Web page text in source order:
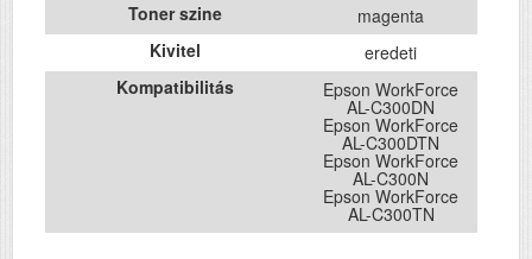
Toner szine
magenta
Kivitel
eredeti
Kompatibilitás
Epson WorkForce
AL-C300DN
Epson WorkForce
AL-C300DTN
Epson WorkForce
AL-C300N
Epson WorkForce
AL-C300TN